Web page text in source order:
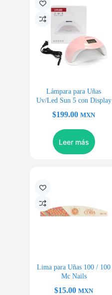
Lámpara para Uñas
Uv/Led Sun 5 con Display
$199.00 MXN
Leer más
Lima para Uñas 100 / 100
Mc Nails
$15.00 MXN